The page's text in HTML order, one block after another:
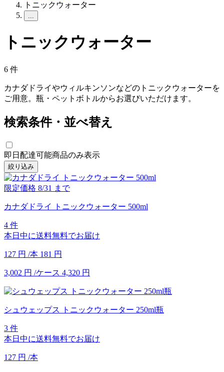
トニックウォーター
...
トニックウォーター
6 件
カナダドライやウィルキンソンなどのトニックウォーターを
ご用意。瓶・ペットボトルからお選びいただけます。
検索条件・並べ替え
即日配達可能商品のみ表示
絞り込み
限定価格 8/31 まで
カナダドライ トニックウォーター 500ml
4 件
本日中に送料無料でお届け
127 円 /本 181 円
3,002 円 /ケース 4,320 円
シュウェップス トニックウォーター 250ml瓶
3 件
本日中に送料無料でお届け
127 円 /本